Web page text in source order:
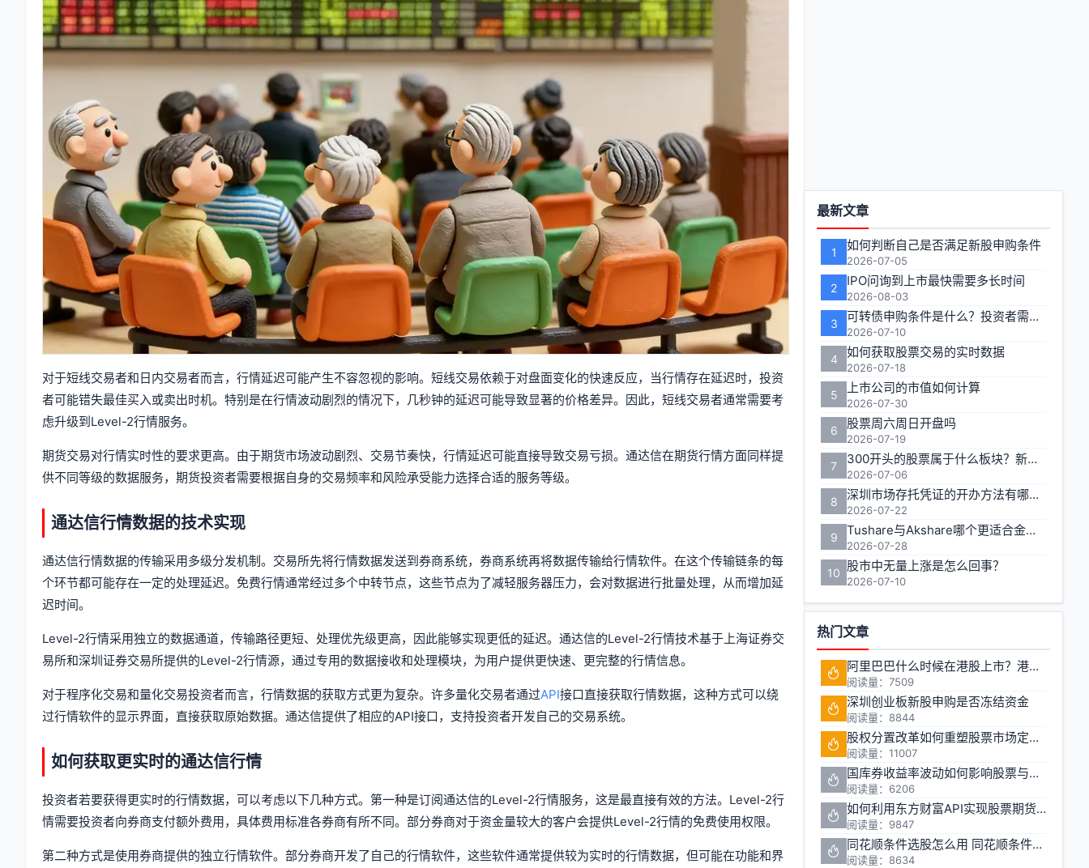
对于短线交易者和日内交易者而言，行情延迟可能产生不容忽视的影响。短线交易依赖于对盘面变化的快速反应，当行情存在延迟时，投资
者可能错失最佳买入或卖出时机。特别是在行情波动剧烈的情况下，几秒钟的延迟可能导致显著的价格差异。因此，短线交易者通常需要考
虑升级到Level-2行情服务。
期货交易对行情实时性的要求更高。由于期货市场波动剧烈、交易节奏快，行情延迟可能直接导致交易亏损。通达信在期货行情方面同样提
供不同等级的数据服务，期货投资者需要根据自身的交易频率和风险承受能力选择合适的服务等级。
通达信行情数据的技术实现
通达信行情数据的传输采用多级分发机制。交易所先将行情数据发送到券商系统，券商系统再将数据传输给行情软件。在这个传输链条的每
个环节都可能存在一定的处理延迟。免费行情通常经过多个中转节点，这些节点为了减轻服务器压力，会对数据进行批量处理，从而增加延
迟时间。
Level-2行情采用独立的数据通道，传输路径更短、处理优先级更高，因此能够实现更低的延迟。通达信的Level-2行情技术基于上海证券交
易所和深圳证券交易所提供的Level-2行情源，通过专用的数据接收和处理模块，为用户提供更快速、更完整的行情信息。
对于程序化交易和量化交易投资者而言，行情数据的获取方式更为复杂。许多量化交易者通过API接口直接获取行情数据，这种方式可以绕
过行情软件的显示界面，直接获取原始数据。通达信提供了相应的API接口，支持投资者开发自己的交易系统。
如何获取更实时的通达信行情
投资者若要获得更实时的行情数据，可以考虑以下几种方式。第一种是订阅通达信的Level-2行情服务，这是最直接有效的方法。Level-2行
情需要投资者向券商支付额外费用，具体费用标准各券商有所不同。部分券商对于资金量较大的客户会提供Level-2行情的免费使用权限。
第二种方式是使用券商提供的独立行情软件。部分券商开发了自己的行情软件，这些软件通常提供较为实时的行情数据，但可能在功能和界
功
能
区
最新文章
1 如何判断自己是否满足新股申购条件
2026-07-05
2 IPO问询到上市最快需要多长时间
2026-08-03
3 可转债申购条件是什么？投资者需要满足哪些要求才能参与打新
2026-07-10
4 如何获取股票交易的实时数据
2026-07-18
5 上市公司的市值如何计算
2026-07-30
6 股票周六周日开盘吗
2026-07-19
7 300开头的股票属于什么板块？新手投资者需了解的创业板基础
2026-07-06
8 深圳市场存托凭证的开办方法有哪些步骤
2026-07-22
9 Tushare与Akshare哪个更适合金融数据获取
2026-07-28
10 股市中无量上涨是怎么回事？
2026-07-10
热门文章
阿里巴巴什么时候在港股上市？港股上市对投资者有什么影响
阅读量：7509
深圳创业板新股申购是否冻结资金
阅读量：8844
股权分置改革如何重塑股票市场定价机制
阅读量：11007
国库券收益率波动如何影响股票与期货市场联动性
阅读量：6206
如何利用东方财富API实现股票期货数据深度挖掘与量化交易
阅读量：9847
同花顺条件选股怎么用 同花顺条件选股操作方法
阅读量：8634